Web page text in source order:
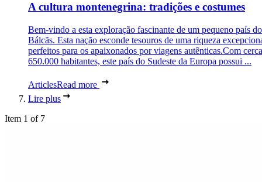
A cultura montenegrina: tradições e costumes
Bem-vindo a esta exploração fascinante de um pequeno país
Bálcãs. Esta nação esconde tesouros de uma riqueza
perfeitos para os apaixonados por viagens autênticas.Com
650.000 habitantes, este país do Sudeste da Europa possui ...
ArticlesRead more
Lire plus
Item 1 of 7